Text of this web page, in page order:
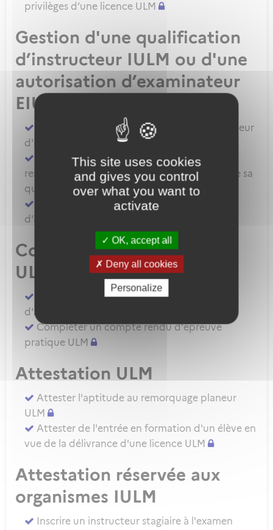
This site uses cookies
and gives you control
over what you want to
activate
OK, accept all
Deny all cookies
Personalize
privilèges d’une licence ULM
Gestion d'une qualification
d’instructeur IULM ou d'une
autorisation d’examinateur
EIULM
Attester des prérequis pour devenir formateur
d'instructeur ULM
Demander la délivrance, la prorogation, le
renouvellement ou l'extension de privilèges de sa
qualification IULM
Demander une autorisation d'examinateur
d'instructeur EIULM
Compte rendu d’épreuve
ULM
Compléter un compte rendu d'épreuve
d'aptitude pratique instructeur IULM.
Compléter un compte rendu d'épreuve
pratique ULM
Attestation ULM
Attester l'aptitude au remorquage planeur
ULM
Attester de l'entrée en formation d'un élève en
vue de la délivrance d'une licence ULM
Attestation réservée aux
organismes IULM
Inscrire un instructeur stagiaire à l'examen